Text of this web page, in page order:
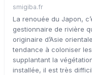
smigiba.fr
La renouée du Japon,
gestionnaire de rivière
originaire d’Asie
tendance à coloniser
supplantant la
installée, il est très